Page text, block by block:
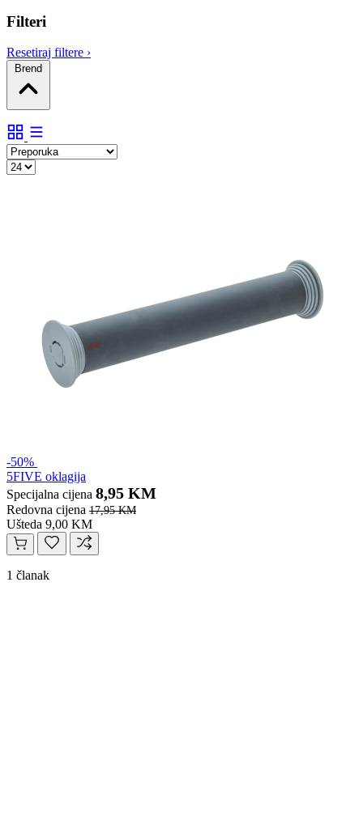
Filteri
Resetiraj filtere ›
Brend
-50%
5FIVE oklagija
Specijalna cijena 8,95 KM
Redovna cijena 17,95 KM
Ušteda 9,00 KM
1 članak